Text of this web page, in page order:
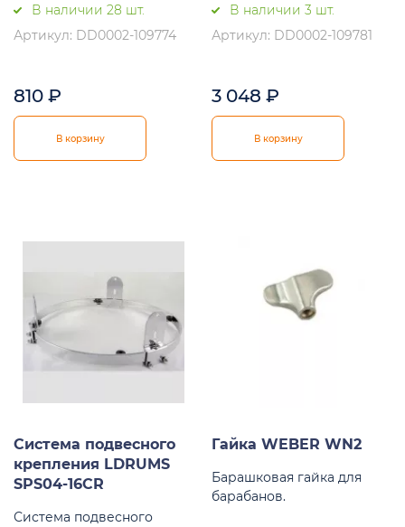
В наличии 28 шт.
Артикул: DD0002-109774
810 ₽
В корзину
В наличии 3 шт.
Артикул: DD0002-109781
3 048 ₽
В корзину
Система подвесного
крепления LDRUMS
SPS04-16CR
Система подвесного
Гайка WEBER WN2
Барашковая гайка для
барабанов.